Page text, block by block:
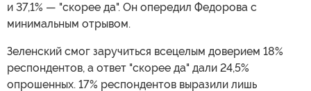
и 37,1% — "скорее да". Он опередил Федорова с
минимальным отрывом.
Зеленский смог заручиться всецелым доверием 18%
респондентов, а ответ "скорее да" дали 24,5%
опрошенных. 17% респондентов выразили лишь